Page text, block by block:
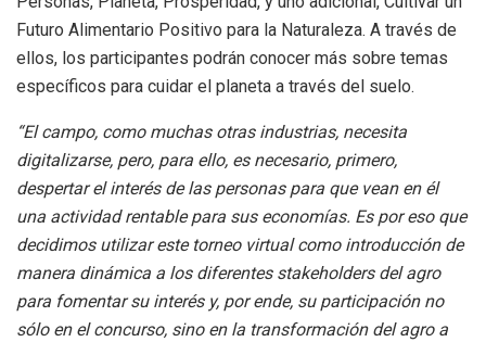
Futuro Alimentario Positivo para la Naturaleza. A través de
ellos, los participantes podrán conocer más sobre temas
específicos para cuidar el planeta a través del suelo.
“El campo, como muchas otras industrias, necesita
digitalizarse, pero, para ello, es necesario, primero,
despertar el interés de las personas para que vean en él
una actividad rentable para sus economías. Es por eso que
decidimos utilizar este torneo virtual como introducción de
manera dinámica a los diferentes stakeholders del agro
para fomentar su interés y, por ende, su participación no
sólo en el concurso, sino en la transformación del agro a